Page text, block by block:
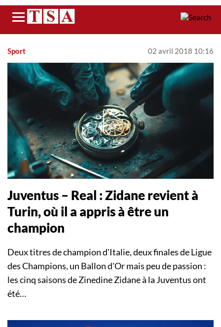
Menu
Sport 02 avril 2018 10:16
Juventus – Real : Zidane revient à
Turin, où il a appris à être un
champion
Deux titres de champion d'Italie, deux finales de Ligue
des Champions, un Ballon d'Or mais peu de passion :
les cinq saisons de Zinedine Zidane à la Juventus ont
été…